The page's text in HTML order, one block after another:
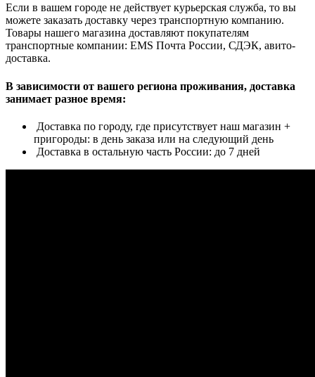
Если в вашем городе не действует курьерская служба, то вы
можете заказать доставку через транспортную компанию.
Товары нашего магазина доставляют покупателям
транспортные компании: EMS Почта России, СДЭК, авито-
доставка.
В зависимости от вашего региона проживания, доставка
занимает разное время:
Доставка по городу, где присутствует наш магазин +
пригороды: в день заказа или на следующий день
Доставка в остальную часть России: до 7 дней